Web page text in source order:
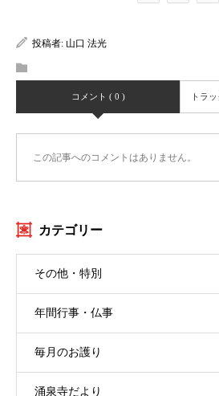
投稿者: 山口 法光
コメント ( 0 ) トラ
この記事へのコメントはありません。
カテゴリー
その他・特別
年間行事・仏事
毎月のお護り
涌泉寺だより